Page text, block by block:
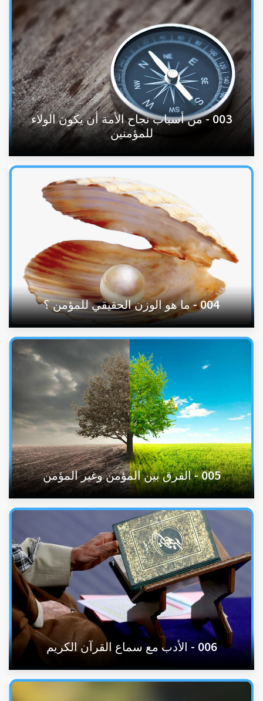
003 - من أسباب نجاح الأمة أن يكون الولاء
للمؤمنين
004 - ما هو الوزن الحقيقي للمؤمن ؟
005 - الفرق بين المؤمن وغير المؤمن
006 - الأدب مع سماع القرآن الكريم